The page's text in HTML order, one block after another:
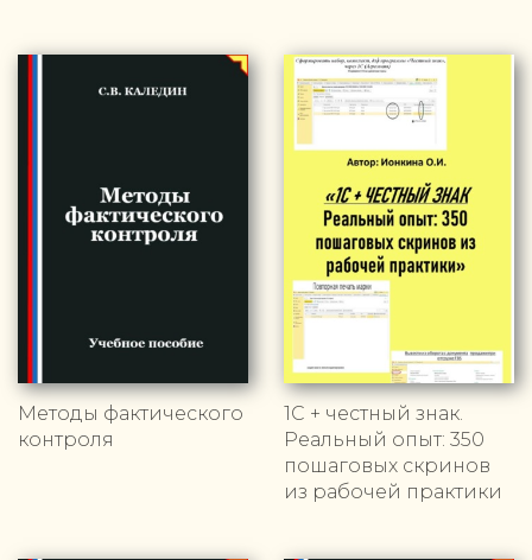
Методы фактического
контроля
1С + честный знак.
Реальный опыт: 350
пошаговых скринов
из рабочей практики